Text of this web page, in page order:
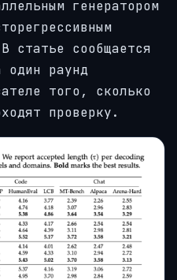
генератором
статье сообщается
один раунд
того, сколько
проверку.